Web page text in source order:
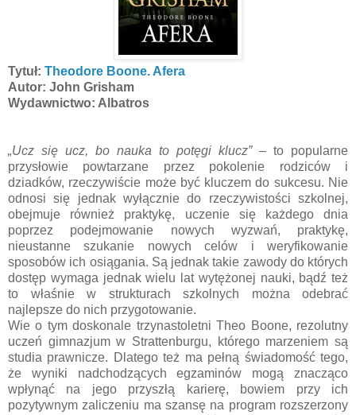
Tytuł: Theodore Boone. Afera
Autor: John Grisham
Wydawnictwo: Albatros
„Ucz się ucz, bo nauka to potęgi klucz”– to popularne
przysłowie powtarzane przez pokolenie rodziców i
dziadków, rzeczywiście może być kluczem do sukcesu. Nie
odnosi się jednak wyłącznie do rzeczywistości szkolnej,
obejmuje również praktykę, uczenie się każdego dnia
poprzez podejmowanie nowych wyzwań, praktykę,
nieustanne szukanie nowych celów i weryfikowanie
sposobów ich osiągania. Są jednak takie zawody do których
dostęp wymaga jednak wielu lat wytężonej nauki, bądź też
to właśnie w strukturach szkolnych można odebrać
najlepsze do nich przygotowanie.
Wie o tym doskonale trzynastoletni Theo Boone, rezolutny
uczeń gimnazjum w Strattenburgu, którego marzeniem są
studia prawnicze. Dlatego też ma pełną świadomość tego,
że wyniki nadchodzących egzaminów mogą znacząco
wpłynąć na jego przyszłą karierę, bowiem przy ich
pozytywnym zaliczeniu ma szansę na program rozszerzony